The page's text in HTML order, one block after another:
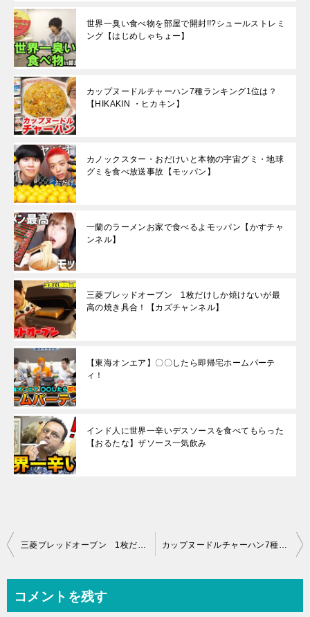
世界一臭い食べ物を部屋で開封!!?シュールストレミ
ング【はじめしゃちょー】
カップヌードルチャーハン7種ランキング1位は？
【HIKAKIN ・ヒカキン】
カノックスター・おだけいと本物の宇宙グミ・地球
グミを食べ放送事故【モッパン】
一蘭のラーメンお家で食べるよモッパン【かすチャ
ンネル】
三菱ブレッドオーブン 1枚だけしか焼けないが最
高の焼き具合！【カズチャンネル】
【東海オンエア】〇〇したら即帰宅ホームパーテ
ィ！
インド人に世界一辛いデスソースを食べてもらった
【おるたな】ザソース一気飲み
投
ビ
コメントを残す